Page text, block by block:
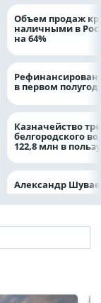
Объем продаж
наличными в
на 64%
в первом
Казначейство
белгородского
122,8 млн в
Александр